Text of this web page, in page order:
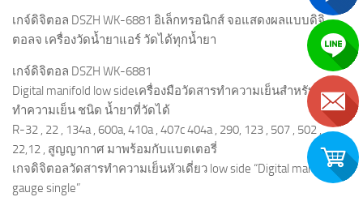
เกจ์ดิจิตอล DSZH WK-6881 อิเล็กทรอนิกส์ จอแสดงผลแบบดิจิ
ตอลจ เครื่องวัดน้ำยาแอร์ วัดได้ทุกน้ำยา
เกจ์ดิจิตอล DSZH WK-6881
Digital manifold low sideเครื่องมือวัดสารทำความเย็นสำหรับเครื่อง
ทำความเย็น ชนิด น้ำยาที่วัดได้
R-32 , 22 , 134a , 600a, 410a , 407c 404a , 290, 123 , 507 , 502 ,
22,12 , สูญญากาศ มาพร้อมกับแบตเตอรี่
เกจดิจิตอลวัดสารทำความเย็นหัวเดี่ยว low side “Digital manifold
gauge single”